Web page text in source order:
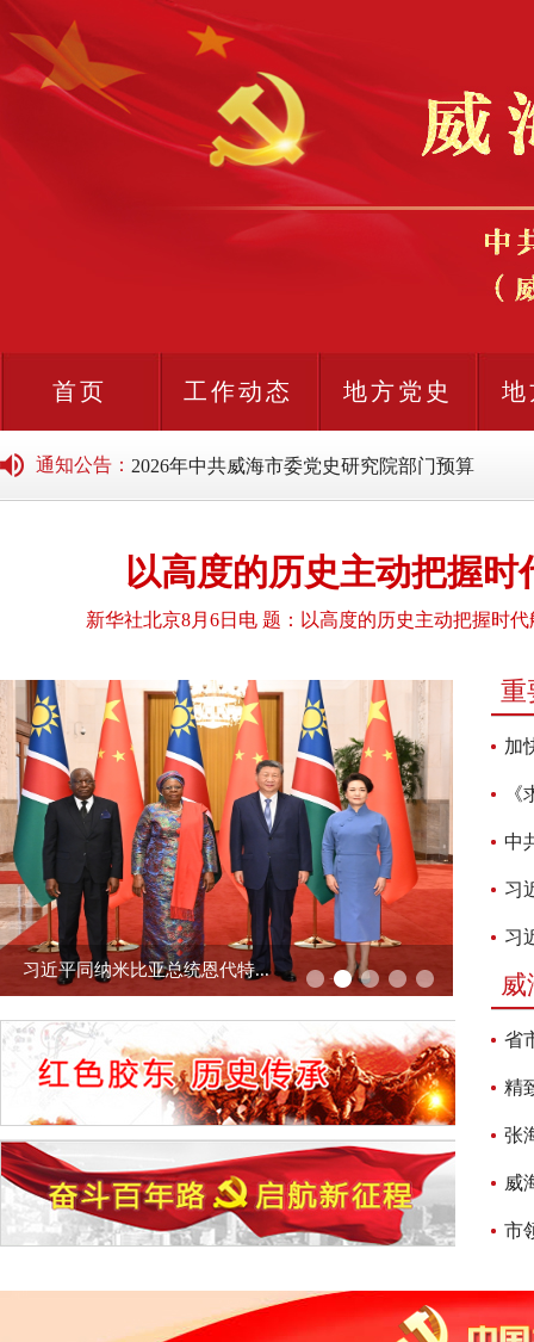
首页 工作动态 地方党史
通知公告 ：
2026年中共威海市委党史研究院所属单位预...
2026年中共威海市委党史研究院部门预算
2024年度中共威海市委党史研究院部门决算
2025年中共威海市委党史研究院所属单位预...
2026年中共威海市委党史研究院所属单位预...
2026年中共威海市委党史研究院部门预算
2024年度中共威海市委党史研究院所属单位...
2024年度中共威海市委党史研究院部门决算
2025年中共威海市委党史研究院所属单位预...
以高度的历史主动把握
新华社北京8月6日电 题：以高度的历史主动把握
习近平同纳米比亚总统恩代特...
重
加
中
习
习
威
省
精
张
威
市